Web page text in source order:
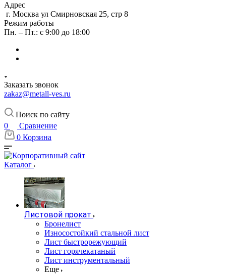
Адрес
г. Москва ул Смирновская 25, стр 8
Режим работы
Пн. – Пт.: с 9:00 до 18:00
Заказать звонок
zakaz@metall-ves.ru
Поиск по сайту
0
Сравнение
0 Корзина
Каталог
Листовой прокат
Бронелист
Износостойкий стальной лист
Лист быстрорежующий
Лист горячекатаный
Лист инструментальный
Еще